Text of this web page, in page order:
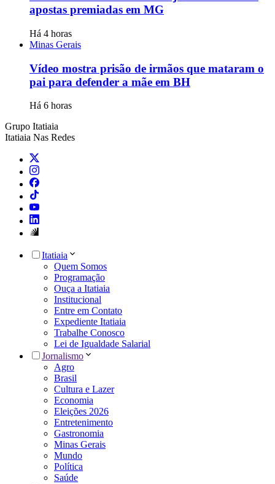
apostas premiadas em MG
Há 4 horas
Minas Gerais
Vídeo mostra prisão de irmãos que mataram o
pai para defender a mãe em BH
Há 6 horas
Grupo Itatiaia
Itatiaia Nas Redes
Itatiaia
Quem Somos
Programação
Ouça a Itatiaia
Institucional
Entre em Contato
Expediente Itatiaia
Trabalhe Conosco
Lei de Igualdade Salarial
Jornalismo
Agro
Brasil
Cultura e Lazer
Economia
Eleições 2026
Entretenimento
Gastronomia
Minas Gerais
Mundo
Política
Saúde